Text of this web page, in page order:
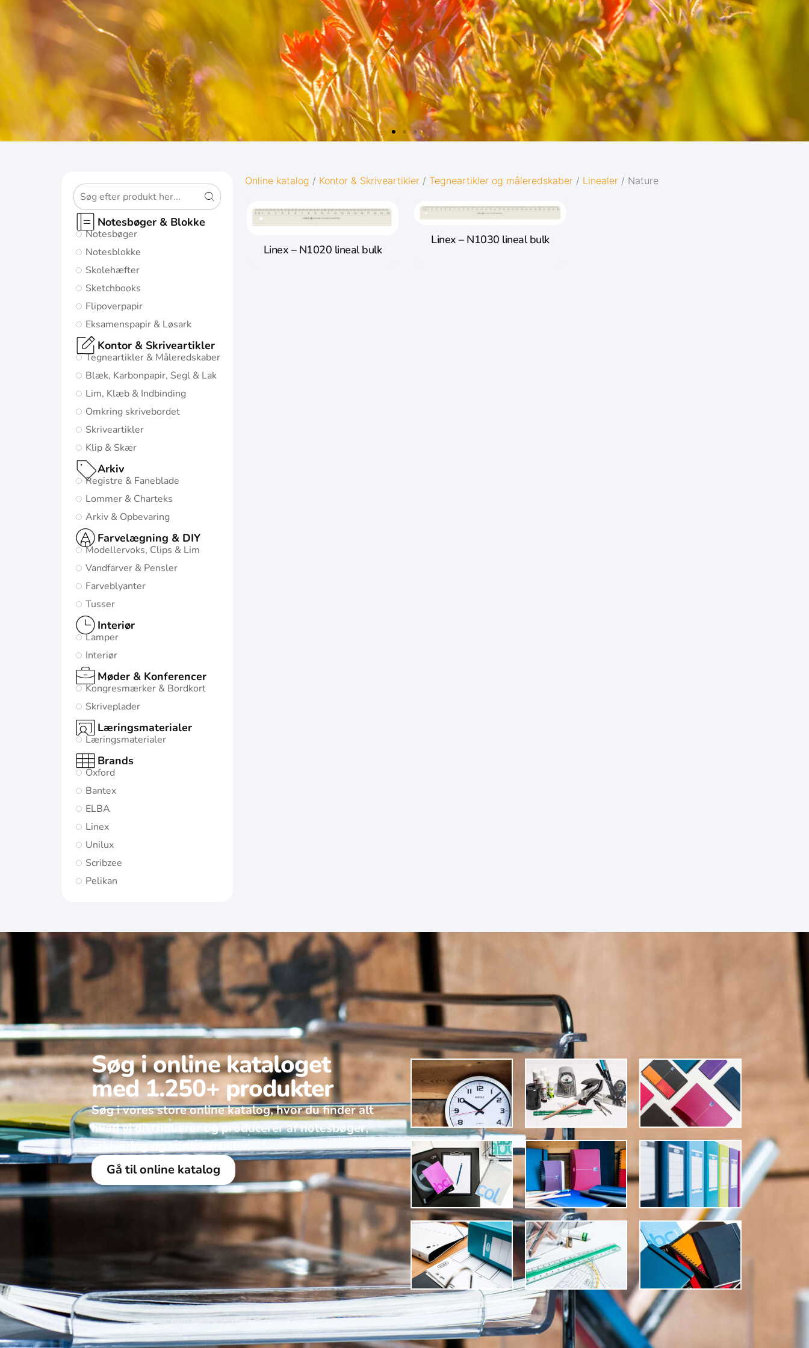
OXFORD
ORIGINS
Diskret og
minimalistisk
design
naturinspirerede
farver med
matchende
Oxford
Notesbøger & Blokke
Notesbøger
Notesblokke
Skolehæfter
Sketchbooks
Flipoverpapir
Eksamenspapir & Løsark
Kontor & Skriveartikler
Tegneartikler & Måleredskaber
Blæk, Karbonpapir, Segl & Lak
Lim, Klæb & Indbinding
Omkring skrivebordet
Skriveartikler
Klip & Skær
Arkiv
Registre & Faneblade
Lommer & Charteks
Arkiv & Opbevaring
Farvelægning & DIY
Modellervoks, Clips & Lim
Vandfarver & Pensler
Farveblyanter
Tusser
Interiør
Lamper
Interiør
Møder & Konferencer
Kongresmærker & Bordkort
Skriveplader
Læringsmaterialer
Læringsmaterialer
Brands
Oxford
Bantex
ELBA
Linex
Unilux
Scribzee
Pelikan
Online katalog / Kontor & Skriveartikler / Tegneartikler og måleredskaber / Linealer / Nature
Linex – N1020 lineal bulk
Linex – N1030 lineal bulk
Søg i online kataloget
med 1.250+ produkter
Søg i vores store online katalog, hvor du finder alt
hvad vi distribuerer og producerer af notesbøger,
arkivering og kontorartikler. ​
Gå til online katalog